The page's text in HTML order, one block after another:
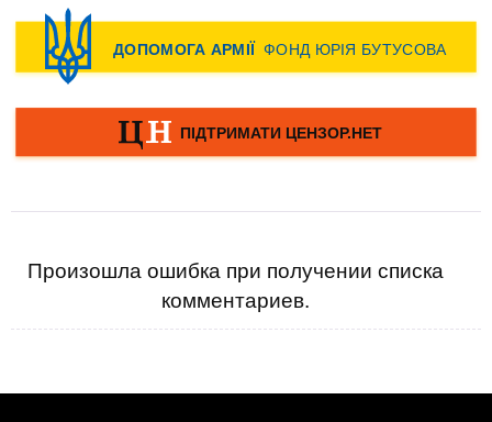
Произошла ошибка при получении списка
комментариев.